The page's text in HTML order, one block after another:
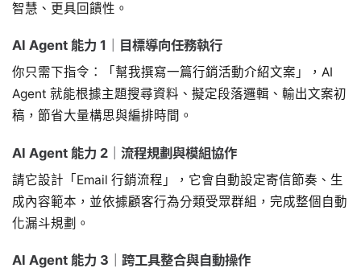
智慧、更具回饋性。
AI Agent 能力 1｜目標導向任務執行
你只需下指令：「幫我撰寫一篇行銷活動介紹文案」，AI
Agent 就能根據主題搜尋資料、擬定段落邏輯、輸出文案初
稿，節省大量構思與編排時間。
AI Agent 能力 2｜流程規劃與模組協作
請它設計「Email 行銷流程」，它會自動設定寄信節奏、生
成內容範本，並依據顧客行為分類受眾群組，完成整個自動
化漏斗規劃。
AI Agent 能力 3｜跨工具整合與自動操作